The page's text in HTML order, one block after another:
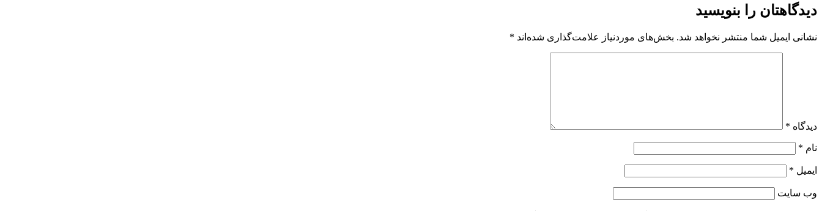
دیدگاهتان را بنویسید
نشانی ایمیل شما منتشر نخواهد شد. بخش‌های موردنیاز علامت‌گذاری شده‌اند *
دیدگاه *
نام *
ایمیل *
وب‌ سایت